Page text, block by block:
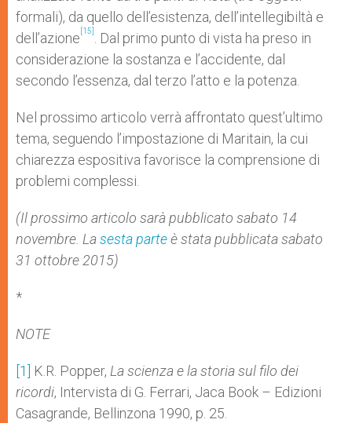
formali), da quello dell’esistenza, dell’intellegibiltà e
dell’azione [15] . Dal primo punto di vista ha preso in
considerazione la sostanza e l’accidente, dal
secondo l’essenza, dal terzo l’atto e la potenza.
Nel prossimo articolo verrà affrontato quest’ultimo
tema, seguendo l’impostazione di Maritain, la cui
chiarezza espositiva favorisce la comprensione di
problemi complessi.
(Il prossimo articolo sarà pubblicato sabato 14
novembre. Lasesta parteè stata pubblicata sabato
31 ottobre 2015)
*
NOTE​
[1] K.R. Popper, La scienza e la storia sul filo dei
ricordi, Intervista di G. Ferrari, Jaca Book – Edizioni
Casagrande, Bellinzona 1990, p. 25.